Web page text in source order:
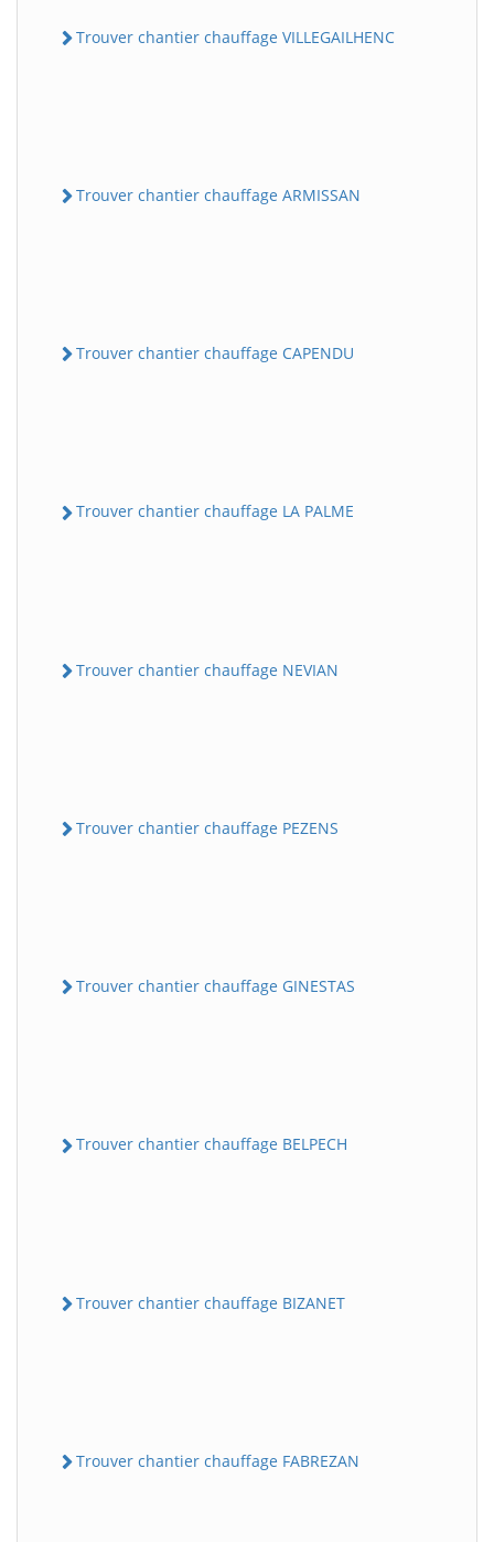
Trouver chantier chauffage VILLEGAILHENC
Trouver chantier chauffage ARMISSAN
Trouver chantier chauffage CAPENDU
Trouver chantier chauffage LA PALME
Trouver chantier chauffage NEVIAN
Trouver chantier chauffage PEZENS
Trouver chantier chauffage GINESTAS
Trouver chantier chauffage BELPECH
Trouver chantier chauffage BIZANET
Trouver chantier chauffage FABREZAN